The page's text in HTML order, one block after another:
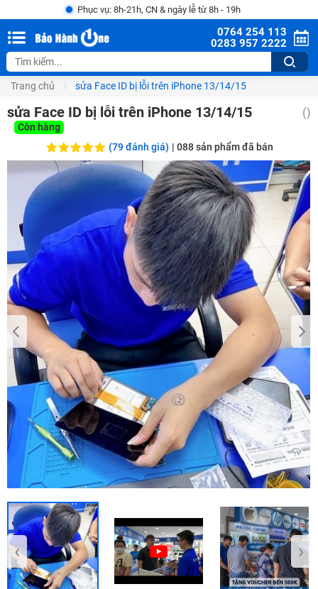
Phục vụ: 8h-21h, CN & ngày lễ từ 8h - 19h
0764 254 113
0283 957 2222
Trang chủ sửa Face ID bị lỗi trên iPhone 13/14/15
sửa Face ID bị lỗi trên iPhone 13/14/15 ()
Còn hàng
(79 đánh giá) | 088sản phẩm đã bán
‹ ›